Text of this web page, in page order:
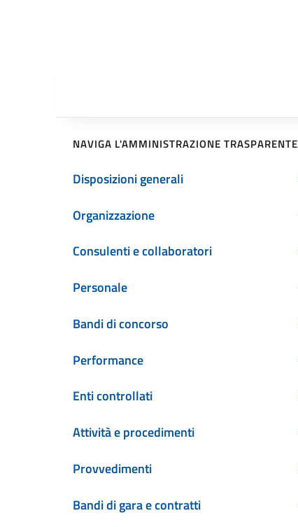
NAVIGA L'AMMINISTRAZIONE TRASPARENTE
Disposizioni generali
Organizzazione
Consulenti e collaboratori
Personale
Bandi di concorso
Performance
Enti controllati
Attività e procedimenti
Provvedimenti
Bandi di gara e contratti